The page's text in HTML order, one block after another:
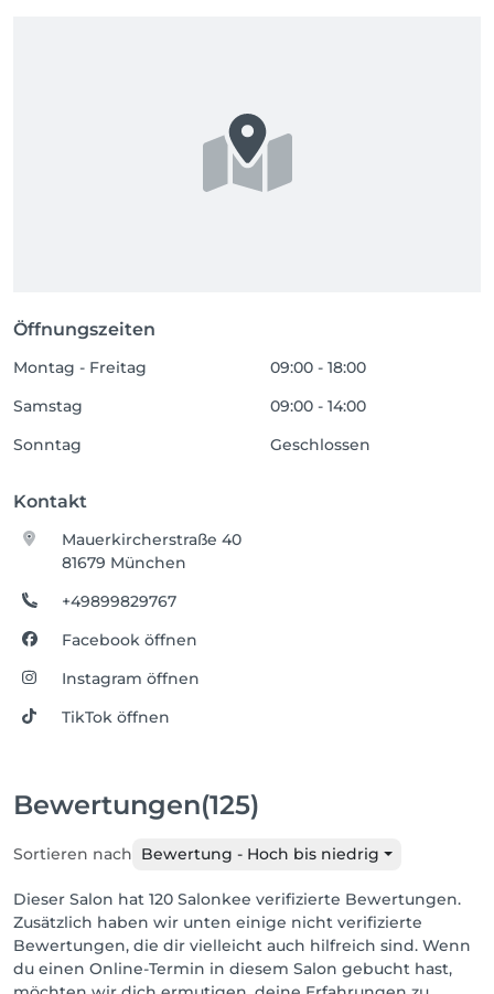
Öffnungszeiten
Montag - Freitag
09:00 - 18:00
Samstag
09:00 - 14:00
Sonntag
Geschlossen
Kontakt
Mauerkircherstraße 40
81679 München
+49899829767
Facebook öffnen
Instagram öffnen
TikTok öffnen
Bewertungen(125)
Sortieren nach Bewertung - Hoch bis niedrig
Dieser Salon hat 120 Salonkee verifizierte Bewertungen.
Zusätzlich haben wir unten einige nicht verifizierte
Bewertungen, die dir vielleicht auch hilfreich sind. Wenn
du einen Online-Termin in diesem Salon gebucht hast,